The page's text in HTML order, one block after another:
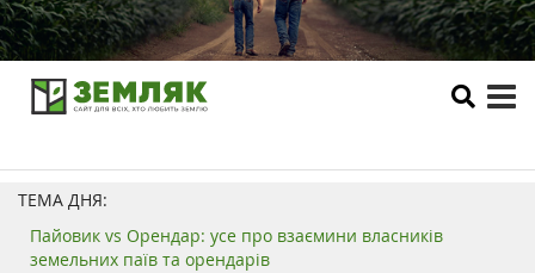
ТЕМА ДНЯ:
Пайовик vs Орендар: усе про взаємини власників
земельних паїв та орендарів